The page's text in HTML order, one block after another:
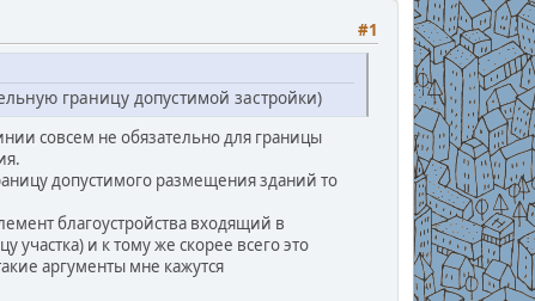
#1
границу допустимой застройки)
совсем не обязательно для границы
допустимого размещения зданий то
благоустройства входящий в
участка) и к тому же скорее всего это
аргументы мне кажутся